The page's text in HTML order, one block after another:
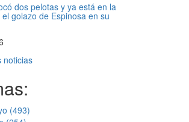
dos pelotas y ya está en la
el golazo de Espinosa en su
noticias
(493)